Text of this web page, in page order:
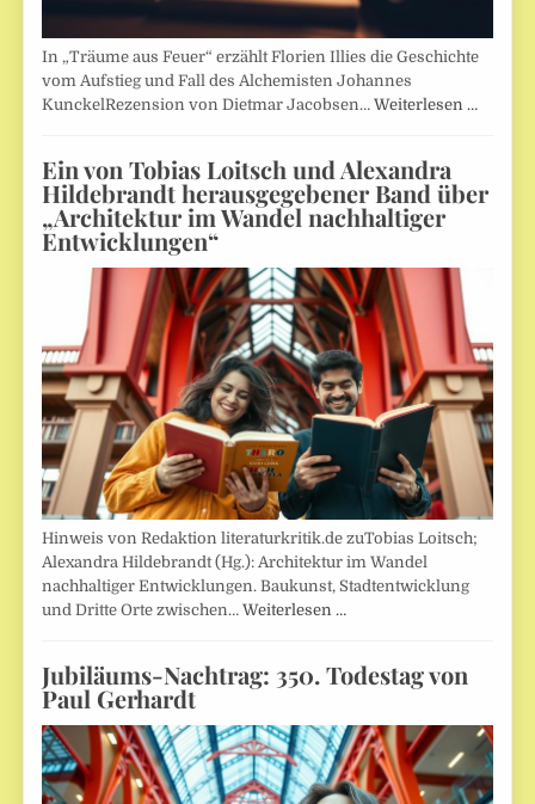
In „Träume aus Feuer“ erzählt Florien Illies die Geschichte
vom Aufstieg und Fall des Alchemisten Johannes
KunckelRezension von Dietmar Jacobsen…Weiterlesen …
Ein von Tobias Loitsch und Alexandra
Hildebrandt herausgegebener Band über
„Architektur im Wandel nachhaltiger
Entwicklungen“
Hinweis von Redaktion literaturkritik.de zuTobias Loitsch;
Alexandra Hildebrandt (Hg.): Architektur im Wandel
nachhaltiger Entwicklungen. Baukunst, Stadtentwicklung
und Dritte Orte zwischen…Weiterlesen …
Jubiläums-Nachtrag: 350. Todestag von
Paul Gerhardt